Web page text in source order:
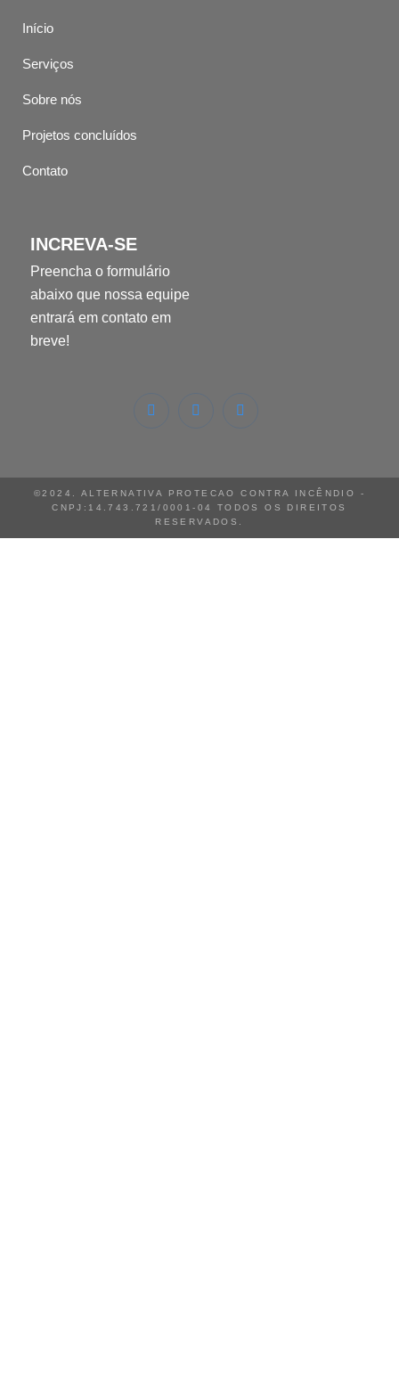
Início
Serviços
Sobre nós
Projetos concluídos
Contato
INCREVA-SE
Preencha o formulário
abaixo que nossa equipe
entrará em contato em
breve!
©2024. ALTERNATIVA PROTECAO CONTRA INCÊNDIO -
CNPJ:14.743.721/0001-04 TODOS OS DIREITOS
RESERVADOS.